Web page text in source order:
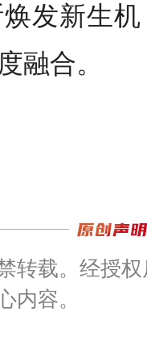
发新生
融合。
转载。经授
内容。